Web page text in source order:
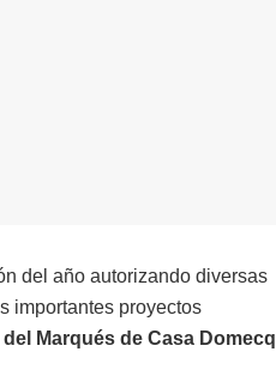
del año autorizando diversas
importantes proyectos
Marqués de Casa Domecq